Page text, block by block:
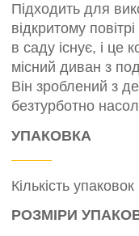
Підходить для
відкритому
в саду існує, і це
місний диван з
Він зроблений з
безтурботно
УПАКОВКА
Кількість упаковок
РОЗМІРИ